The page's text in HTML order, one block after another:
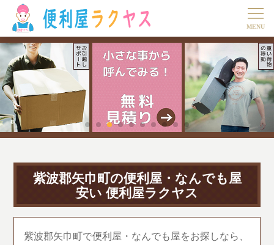
紫波郡矢巾町の便利屋・なんでも屋
安い 便利屋ラクヤス
紫波郡矢巾町で便利屋・なんでも屋をお探しなら、